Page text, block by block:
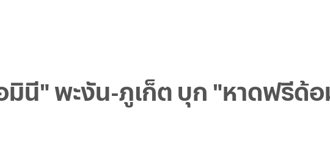
นี" พะงัน-ภูเก็ต บุก "หาดฟรีด้